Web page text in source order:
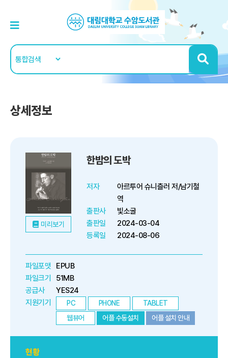
상세정보
미리보기
한밤의 도박
저자
아르투어 슈니츨러 저/남기철
역
출판사
빛소굴
출판일
2024-03-04
등록일
2024-08-06
파일포맷
EPUB
파일크기
51MB
공급사
YES24
지원기기
PC PHONE
TABLET
웹뷰어
어플 수동설치 어플 설치 안내
현황